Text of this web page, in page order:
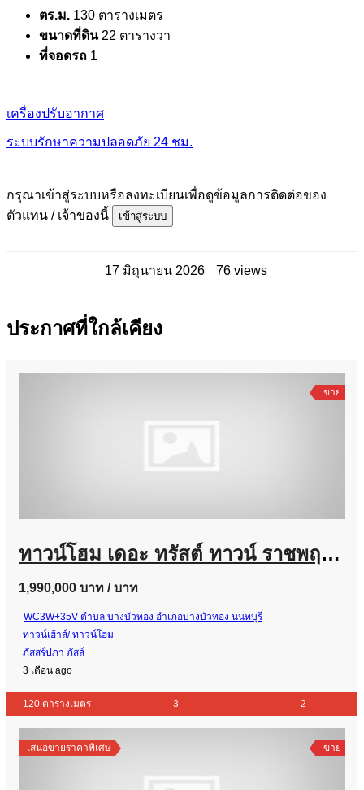
ตร.ม. 130 ตารางเมตร
ขนาดที่ดิน 22 ตารางวา
ที่จอดรถ 1
เครื่องปรับอากาศ
ระบบรักษาความปลอดภัย 24 ชม.
กรุณาเข้าสู่ระบบหรือลงทะเบียนเพื่อดูข้อมูลการติดต่อของ
ตัวแทน / เจ้าของนี้
เข้าสู่ระบบ
17 มิถุนายน 2026 76 views
ประกาศที่ใกล้เคียง
ขาย
ทาวน์โฮม เดอะ ทรัสต์ ทาวน์ ราชพฤกษ์-รัตนาธิเบศร์ Thetrust
1,990,000 บาท / บาท
WC3W+35V ตำบล บางบัวทอง อำเภอบางบัวทอง นนทบุรี
ทาวน์เฮ้าส์/ ทาวน์โฮม
ภัสสร์ปภา ภัสส์
3 เดือน ago
120 ตารางเมตร 3 2
เสนอขายราคาพิเศษ ขาย